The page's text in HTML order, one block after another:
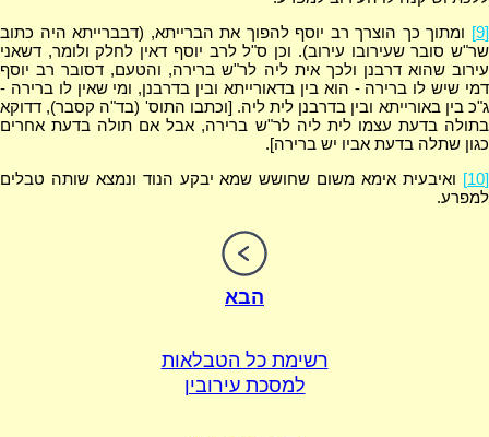
[9]
ומתוך כך הוצרך רב יוסף להפוך את הברייתא, (דבברייתא היה כתוב
שר"ש סובר שעירובו עירוב). וכן ס"ל לרב יוסף דאין לחלק ולומר, דשאני
עירוב שהוא דרבנן ולכך אית ליה לר"ש ברירה, והטעם, דסובר רב יוסף
דמי שיש לו ברירה - הוא בין בדאורייתא ובין בדרבנן, ומי שאין לו ברירה -
ג"כ בין באורייתא ובין בדרבנן לית ליה. [וכתבו התוס' (בד"ה קסבר), דדוקא
בתולה בדעת עצמו לית ליה לר"ש ברירה, אבל אם תולה בדעת אחרים
כגון שתלה בדעת אביו יש ברירה].
[10]
ואיבעית אימא משום שחושש שמא יבקע הנוד ונמצא שותה טבלים
למפרע.
הבא
רשימת כל הטבלאות
למסכת עירובין